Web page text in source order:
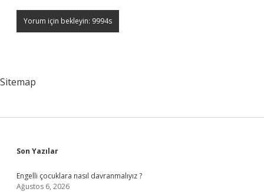
Sitemap
Sidebar
Son Yazılar
Engelli çocuklara nasıl davranmalıyız ?
Ağustos 6, 2026